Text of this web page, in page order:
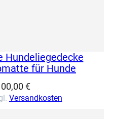
Hundeliegedecke
für Hunde
€
Versandkosten